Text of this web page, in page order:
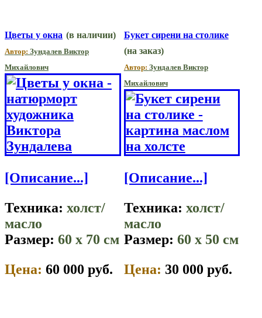
Цветы у окна (в наличии)
Автор: Зундалев Виктор
Михайлович
[Описание...]
Техника: холст/
масло
Размер: 60 x 70 см
Цена: 60 000 руб.
Букет сирени на столике
(на заказ)
Автор: Зундалев Виктор
Михайлович
[Описание...]
Техника: холст/
масло
Размер: 60 x 50 см
Цена: 30 000 руб.